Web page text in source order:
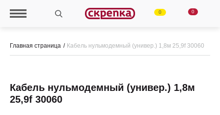
0 0
Главная страница Кабель нульмодемный (универ.) 1,8м 25,9f 30060
Кабель нульмодемный (универ.) 1,8м
25,9f 30060